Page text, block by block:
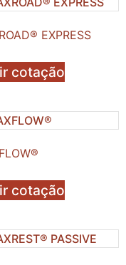
EXPRESS
cotação
cotação